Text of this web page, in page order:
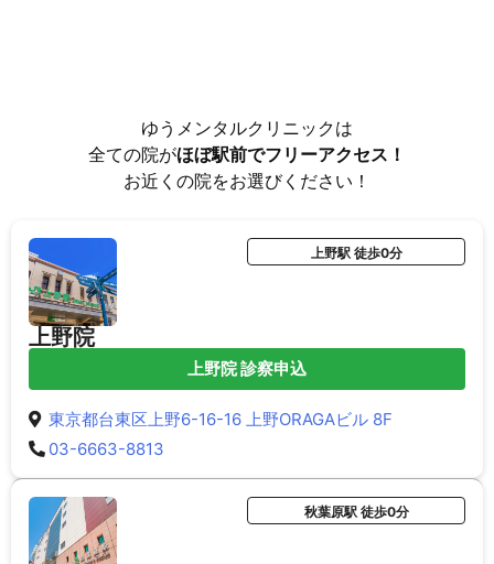
ゆうメンタルクリニックは
全ての院がほぼ駅前でフリーアクセス！
お近くの院をお選びください！
上野院
上野駅 徒歩0分
上野院 診察申込
東京都台東区上野6-16-16 上野ORAGAビル 8F
03-6663-8813
秋葉原駅 徒歩0分